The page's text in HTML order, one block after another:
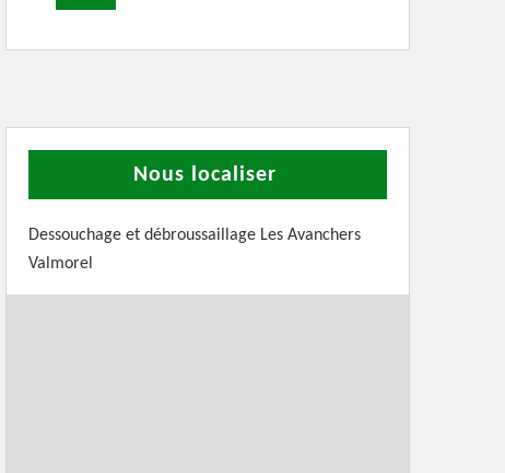
Nous localiser
Dessouchage et débroussaillage Les Avanchers
Valmorel